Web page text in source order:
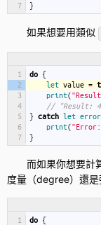
7
}
如果想要用類似
1
2
3
4
5
6
7
do {
let value =
print(
// "Result:
} catch let error
print("Error:
}
而如果你想要計
度量（degree）還是
1
do {